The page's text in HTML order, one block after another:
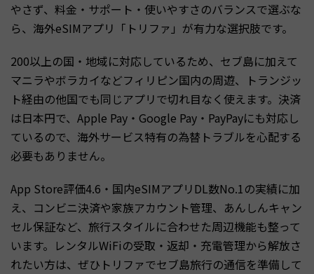
やさず、料金・サポート・使いやすさのバランスで選ぶな
ら、海外eSIMアプリ「トリファ」が有力な選択肢です。
200以上の国・地域に対応しているため、セブ島に加えて
マニラやボラカイなどフィリピン国内の周遊、トランジッ
ト経由の他国でも同じアプリで切れ目なく使えます。決済
は日本円で、Apple Pay・Google Pay・PayPayにも対応し
ているので、海外サービス特有の為替トラブルを心配する
必要もありません。
App Store評価4.6・国内eSIMアプリDL数No.1の実績に加
え、コンビニ決済や家族アカウント管理、あんしんキャン
セル保証など、旅行スタイルに合わせた周辺機能も整って
います。レンタルWiFiの受取・返却・充電管理から解放さ
れたい方は、ぜひトリファでセブ島旅行の通信を準備して